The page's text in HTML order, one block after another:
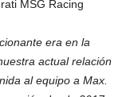
MSG Racing
era en la
actual relación
al equipo a Max.